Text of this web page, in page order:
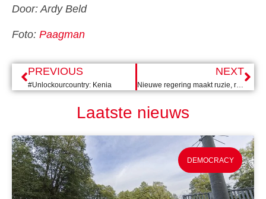
Door: Ardy Beld
Foto: Paagman
PREVIOUS
#Unlockourcountry: Kenia
NEXT
Nieuwe regering maakt ruzie, resultaten blijven uit
Laatste nieuws
DEMOCRACY